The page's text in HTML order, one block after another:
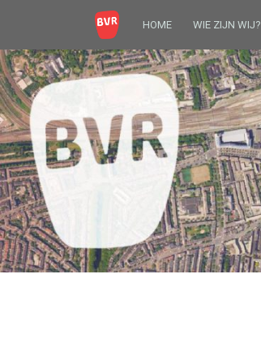
HOME WIE ZIJN WIJ?